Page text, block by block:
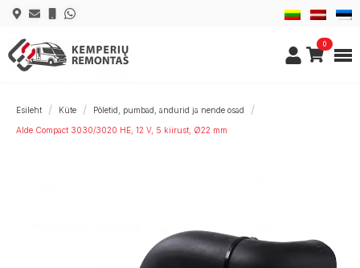
0
Esileht Küte Põletid, pumbad, andurid ja nende osad
Alde Compact 3030/3020 HE, 12 V, 5 kiirust, Ø22 mm